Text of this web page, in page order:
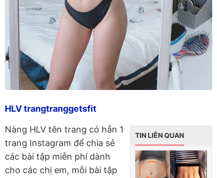
HLV trangtranggetsfit
TIN LIÊN QUAN
Nàng HLV tên trang có hẳn 1
trang Instagram để chia sẻ
các bài tập miễn phí dành
cho các chị em, mỗi bài tập